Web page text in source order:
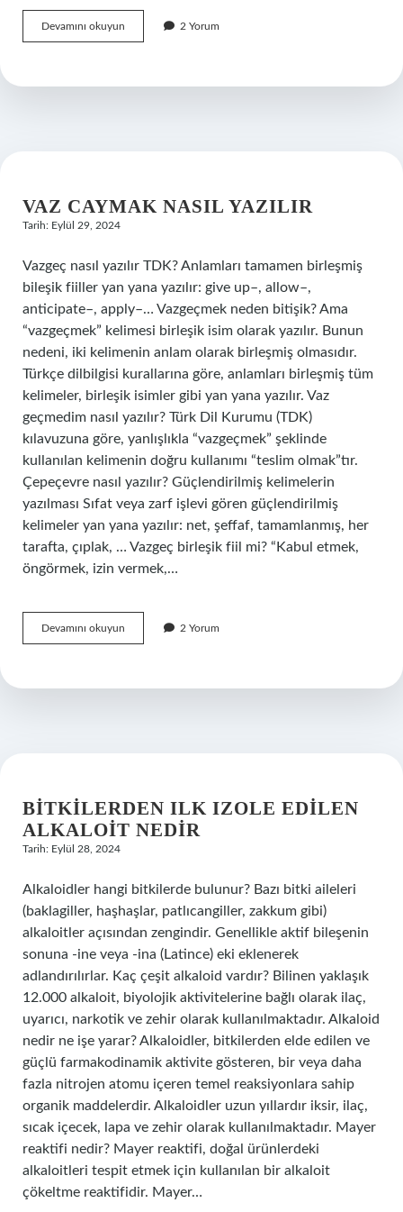
Devamını okuyun
Dünya
Nereyi
2 Yorum
VAZ CAYMAK NASIL YAZILIR
Tarih: Eylül 29, 2024
Vazgeç nasıl yazılır TDK? Anlamları tamamen birleşmiş
bileşik fiiller yan yana yazılır: give up–, allow–,
anticipate–, apply–… Vazgeçmek neden bitişik? Ama
“vazgeçmek” kelimesi birleşik isim olarak yazılır. Bunun
nedeni, iki kelimenin anlam olarak birleşmiş olmasıdır.
Türkçe dilbilgisi kurallarına göre, anlamları birleşmiş tüm
kelimeler, birleşik isimler gibi yan yana yazılır. Vaz
geçmedim nasıl yazılır? Türk Dil Kurumu (TDK)
kılavuzuna göre, yanlışlıkla “vazgeçmek” şeklinde
kullanılan kelimenin doğru kullanımı “teslim olmak”tır.
Çepeçevre nasıl yazılır? Güçlendirilmiş kelimelerin
yazılması Sıfat veya zarf işlevi gören güçlendirilmiş
kelimeler yan yana yazılır: net, şeffaf, tamamlanmış, her
tarafta, çıplak, … Vazgeç birleşik fiil mi? “Kabul etmek,
öngörmek, izin vermek,…
Devamını okuyun
Caymak
2 Yorum
BITKILERDEN ILK IZOLE EDILEN
ALKALOIT NEDIR
Tarih: Eylül 28, 2024
Alkaloidler hangi bitkilerde bulunur? Bazı bitki aileleri
(baklagiller, haşhaşlar, patlıcangiller, zakkum gibi)
alkaloitler açısından zengindir. Genellikle aktif bileşenin
sonuna -ine veya -ina (Latince) eki eklenerek
adlandırılırlar. Kaç çeşit alkaloid vardır? Bilinen yaklaşık
12.000 alkaloit, biyolojik aktivitelerine bağlı olarak ilaç,
uyarıcı, narkotik ve zehir olarak kullanılmaktadır. Alkaloid
nedir ne işe yarar? Alkaloidler, bitkilerden elde edilen ve
güçlü farmakodinamik aktivite gösteren, bir veya daha
fazla nitrojen atomu içeren temel reaksiyonlara sahip
organik maddelerdir. Alkaloidler uzun yıllardır iksir, ilaç,
sıcak içecek, lapa ve zehir olarak kullanılmaktadır. Mayer
reaktifi nedir? Mayer reaktifi, doğal ürünlerdeki
alkaloitleri tespit etmek için kullanılan bir alkaloit
çökeltme reaktifidir. Mayer…